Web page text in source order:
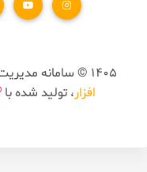
1405 © سامانه مدیریت آموزش یکپارچه و هوشمند،
افزار، تولید شده با